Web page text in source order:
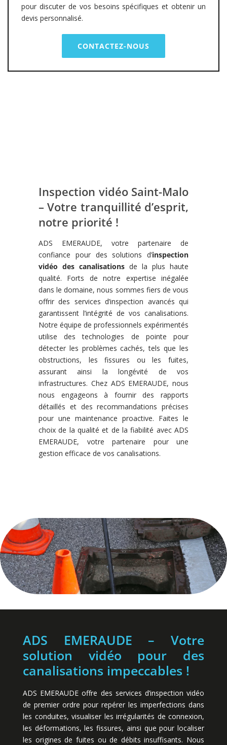
pour discuter de vos besoins spécifiques et obtenir un
devis personnalisé.
CONTACTEZ-NOUS
Inspection vidéo Saint-Malo
– Votre tranquillité d’esprit,
notre priorité !
ADS EMERAUDE, votre partenaire de
confiance pour des solutions d’inspection
vidéo des canalisations de la plus haute
qualité. Forts de notre expertise inégalée
dans le domaine, nous sommes fiers de vous
offrir des services d’inspection avancés qui
garantissent l’intégrité de vos canalisations.
Notre équipe de professionnels expérimentés
utilise des technologies de pointe pour
détecter les problèmes cachés, tels que les
obstructions, les fissures ou les fuites,
assurant ainsi la longévité de vos
infrastructures. Chez ADS EMERAUDE, nous
nous engageons à fournir des rapports
détaillés et des recommandations précises
pour une maintenance proactive. Faites le
choix de la qualité et de la fiabilité avec ADS
EMERAUDE, votre partenaire pour une
gestion efficace de vos canalisations.
ADS EMERAUDE – Votre
solution vidéo pour des
canalisations impeccables !
ADS EMERAUDE offre des services d’inspection vidéo
de premier ordre pour repérer les imperfections dans
les conduites, visualiser les irrégularités de connexion,
les déformations, les fissures, ainsi que pour localiser
les origines de fuites ou de débits insuffisants. Nous